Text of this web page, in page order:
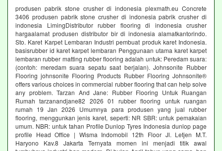
produsen pabrik stone crusher di indonesia plexmath.eu Concrete
3406 produsen pabrik stone crusher di indonesia pabrik crusher di
indonesia LimingDistributor rubber flooring di indonesia crusher
hargaalamat produsen distributor bir di indonesia alamatkantorindo.
Sto. Karet Karpet Lembaran Industri pembuat produk karet Indonesia.
basisrubber id karet karpet lembaran Penggunaan utama karet karpet
lembaran rubber matting rubber flooring adalah untuk: Peredam suara:
(contoh: meredam suara sepatu saat berjalan). Johnsonite Rubber
Flooring johnsonite Flooring Products Rubber Flooring Johnsonite®
offers various choices in commercial rubber flooring that can help solve
any problem. Tarzan And Jane: Rubber Flooring Untuk Ruangan
Rumah tarzanandjane82 2026 01 rubber flooring untuk ruangan
rumah 19 Jan 2026 Umumnya para produsen yang jual rubber
flooring, menggunkan jenis karet, seperti: NR SBR: untuk pemakaian
umum. NBR: untuk tahan Profile Dunlop Tyres Indonesia dunlop page
profile Head Office | Wisma Indomobil 12th Floor Jl. Letjen M.T.
Haryono Kav.8 Jakarta Ternyata momen ini menjadi titik awal